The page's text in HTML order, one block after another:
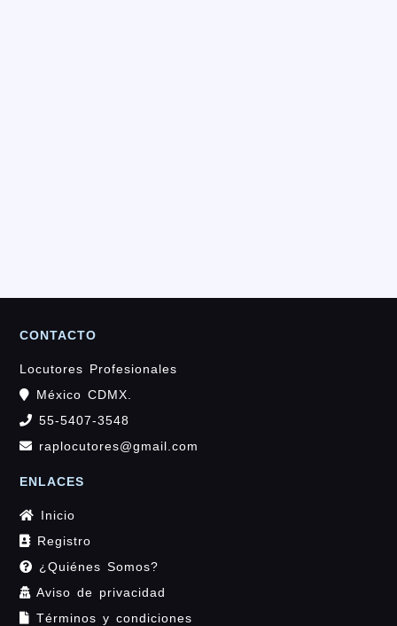
CONTACTO
Locutores Profesionales
México CDMX.
55-5407-3548
raplocutores@gmail.com
ENLACES
Inicio
Registro
¿Quiénes Somos?
Aviso de privacidad
Términos y condiciones